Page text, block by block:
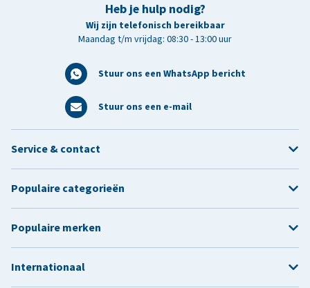
Heb je hulp nodig?
Wij zijn telefonisch bereikbaar
Maandag t/m vrijdag: 08:30 - 13:00 uur
Stuur ons een WhatsApp bericht
Stuur ons een e-mail
Service & contact
Populaire categorieën
Populaire merken
Internationaal